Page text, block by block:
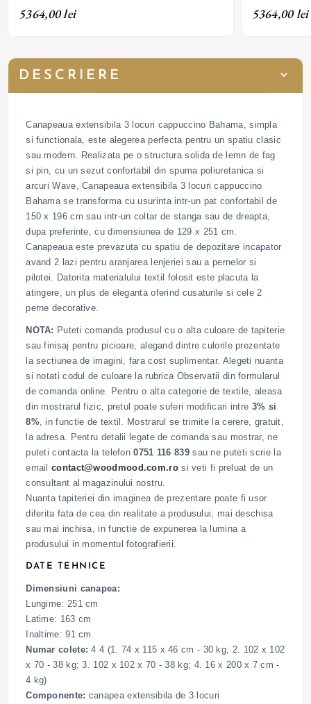
5364,00 lei 5364,00 lei
DESCRIERE
Canapeaua extensibila 3 locuri cappuccino Bahama, simpla
si functionala, este alegerea perfecta pentru un spatiu clasic
sau modern. Realizata pe o structura solida de lemn de fag
si pin, cu un sezut confortabil din spuma poliuretanica si
arcuri Wave, Canapeaua extensibila 3 locuri cappuccino
Bahama se transforma cu usurinta intr-un pat confortabil de
150 x 196 cm sau intr-un coltar de stanga sau de dreapta,
dupa preferinte, cu dimensiunea de 129 x 251 cm.
Canapeaua este prevazuta cu spatiu de depozitare incapator
avand 2 lazi pentru aranjarea lenjeriei sau a pernelor si
pilotei. Datorita materialului textil folosit este placuta la
atingere, un plus de eleganta oferind cusaturile si cele 2
perne decorative.
NOTA: Puteti comanda produsul cu o alta culoare de tapiterie
sau finisaj pentru picioare, alegand dintre culorile prezentate
la sectiunea de imagini, fara cost suplimentar. Alegeti nuanta
si notati codul de culoare la rubrica Observatii din formularul
de comanda online. Pentru o alta categorie de textile, aleasa
din mostrarul fizic, pretul poate suferi modificari intre 3% si
8%, in functie de textil. Mostrarul se trimite la cerere, gratuit,
la adresa. Pentru detalii legate de comanda sau mostrar, ne
puteti contacta la telefon0751 116 839sau ne puteti scrie la
emailcontact@woodmood.com.ro si veti fi preluat de un
consultant al magazinului nostru.
Nuanta tapiteriei din imaginea de prezentare poate fi usor
diferita fata de cea din realitate a produsului, mai deschisa
sau mai inchisa, in functie de expunerea la lumina a
produsului in momentul fotografierii.
DATE TEHNICE
Dimensiuni canapea:
Lungime: 251 cm
Latime: 163 cm
Inaltime: 91 cm
Numar colete: 4 4 (1. 74 x 115 x 46 cm - 30 kg; 2. 102 x 102
x 70 - 38 kg; 3. 102 x 102 x 70 - 38 kg; 4. 16 x 200 x 7 cm -
4 kg)
Componente: canapea extensibila de 3 locuri